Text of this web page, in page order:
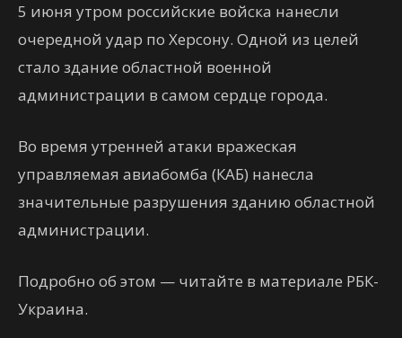
5 июня утром российские войска нанесли
очередной удар по Херсону. Одной из целей
стало здание областной военной
администрации в самом сердце города.
Во время утренней атаки вражеская
управляемая авиабомба (КАБ) нанесла
значительные разрушения зданию областной
администрации.
Подробно об этом — читайте в материале РБК-
Украина.